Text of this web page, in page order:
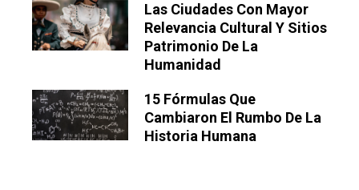
Las Ciudades Con Mayor
Relevancia Cultural Y Sitios
Patrimonio De La
Humanidad
15 Fórmulas Que
Cambiaron El Rumbo De La
Historia Humana